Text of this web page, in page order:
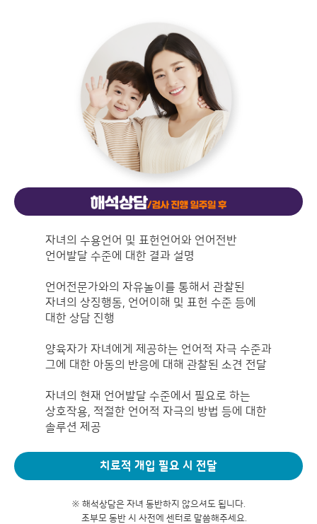
자녀의 수용언어 및 표헌언어와 언어전반
언어발달 수준에 대한 결과 설명
언어전문가와의 자유놀이를 통해서 관찰된
자녀의 상징행동, 언어이해 및 표헌 수준 등에
대한 상담 진행
양육자가 자녀에게 제공하는 언어적 자극 수준과
그에 대한 아동의 반응에 대해 관찰된 소견 전달
자녀의 현재 언어발달 수준에서 필요로 하는
상호작용, 적절한 언어적 자극의 방법 등에 대한
솔루션 제공
치료적 개입 필요 시 전달
※ 해석상담은 자녀 동반하지 않으셔도 됩니다.
조부모 동반 시 사전에 센터로 말씀해주세요.